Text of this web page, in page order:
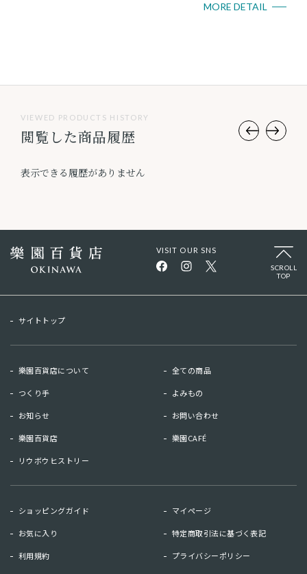
樂園CAFE
MORE DETAIL
VIEWED PRODUCTS HISTORY
閲覧した商品履歴
表示できる履歴がありません
VISIT OUR SNS
SCROLL
TOP
サイトトップ
樂園百貨店について 全ての商品
つくり手 よみもの
お知らせ お問い合わせ
樂園百貨店 樂園CAFÉ
リウボウヒストリー
ショッピングガイド マイページ
お気に入り 特定商取引法に基づく表記
利用規約 プライバシーポリシー